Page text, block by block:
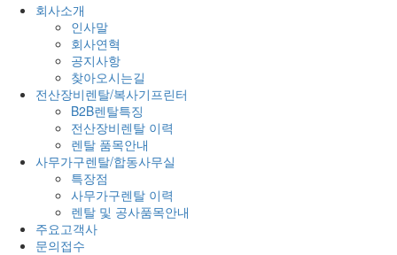
회사소개
인사말
회사연혁
공지사항
찾아오시는길
전산장비렌탈/복사기프린터
B2B렌탈특징
전산장비렌탈 이력
렌탈 품목안내
사무가구렌탈/합동사무실
특장점
사무가구렌탈 이력
렌탈 및 공사품목안내
주요고객사
문의접수